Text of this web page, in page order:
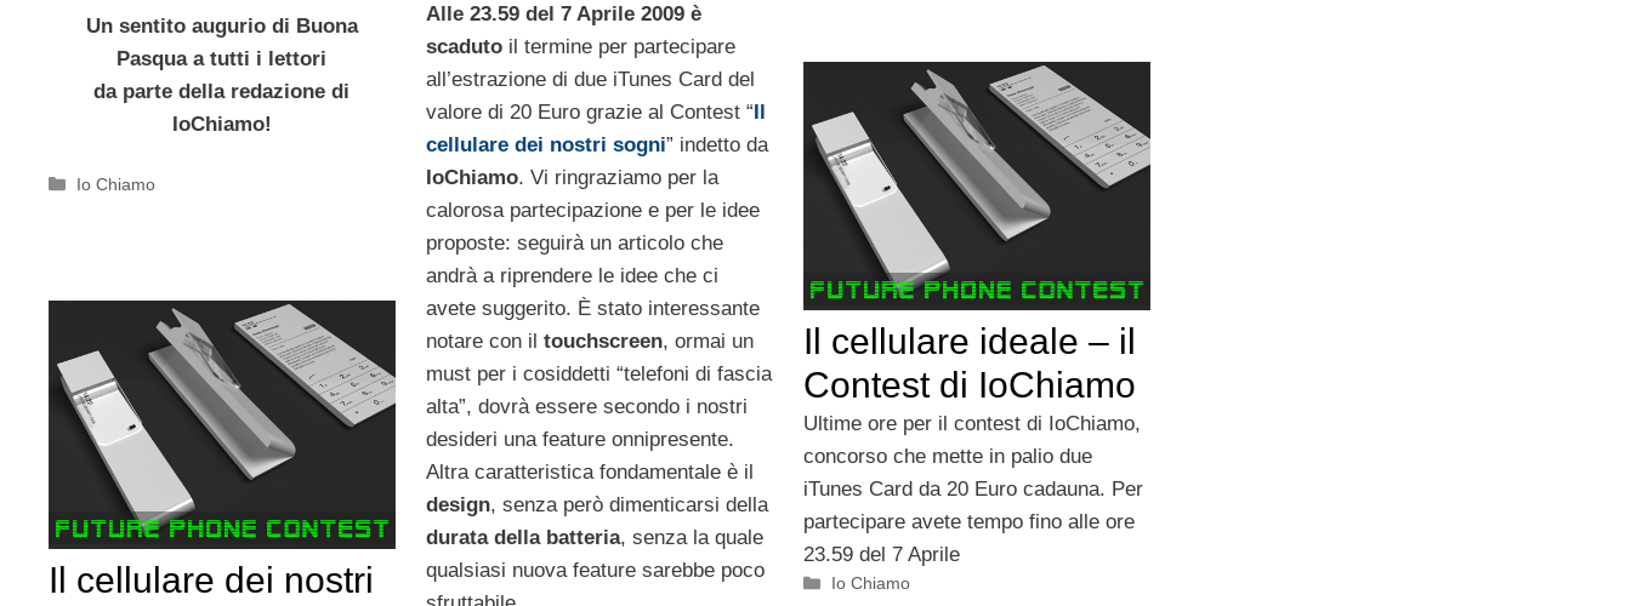
Un sentito augurio di Buona
Pasqua a tutti i lettori
da parte della redazione di
IoChiamo!
Categorie
Io Chiamo
Alle 23.59 del 7 Aprile 2009 è
scadutoil termine per partecipare
all’estrazione di due iTunes Card del
valore di 20 Euro grazie al Contest “Il
cellulare dei nostri sogni” indetto da
IoChiamo. Vi ringraziamo per la
calorosa partecipazione e per le idee
proposte: seguirà un articolo che
andrà a riprendere le idee che ci
avete suggerito. È stato interessante
notare con il touchscreen, ormai un
must per i cosiddetti “telefoni di fascia
alta”, dovrà essere secondo i nostri
desideri una feature onnipresente.
Altra caratteristica fondamentale è il
design, senza però dimenticarsi della
durata della batteria, senza la quale
qualsiasi nuova feature sarebbe poco
Il cellulare ideale – il
Contest di IoChiamo
Ultime ore per il contest di IoChiamo,
concorso che mette in palio due
iTunes Card da 20 Euro cadauna. Per
partecipare avete tempo fino alle ore
23.59 del 7 Aprile
Categorie
Io Chiamo
Il cellulare dei nostri